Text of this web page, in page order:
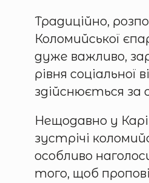
Традиційно,
Коломийської
дуже важливо,
рівня
здійснюється за
Нещодавно у
зустрічі
особливо
того, щоб